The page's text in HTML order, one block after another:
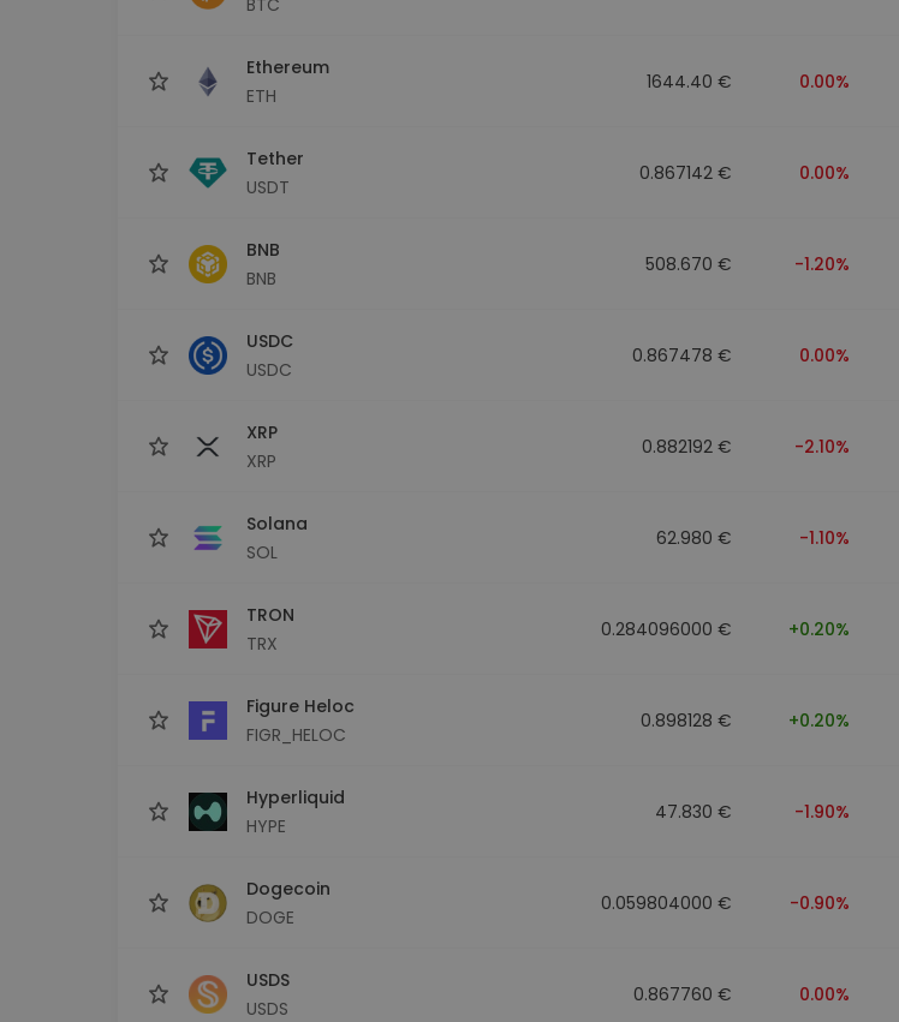
Ethereum
ETH
1644.40 € 0.00%
Tether
USDT
0.867142 € 0.00%
BNB
BNB
508.670 € -1.20%
USDC
USDC
0.867478 € 0.00%
XRP
XRP
0.882192 € -2.10%
Solana
SOL
62.980 € -1.10%
TRON
TRX
0.284096000 € +0.20%
Figure Heloc
FIGR_HELOC
0.898128 € +0.20%
Hyperliquid
HYPE
47.830 € -1.90%
Dogecoin
DOGE
0.059804000 € -0.90%
USDS
USDS
0.867760 € 0.00%